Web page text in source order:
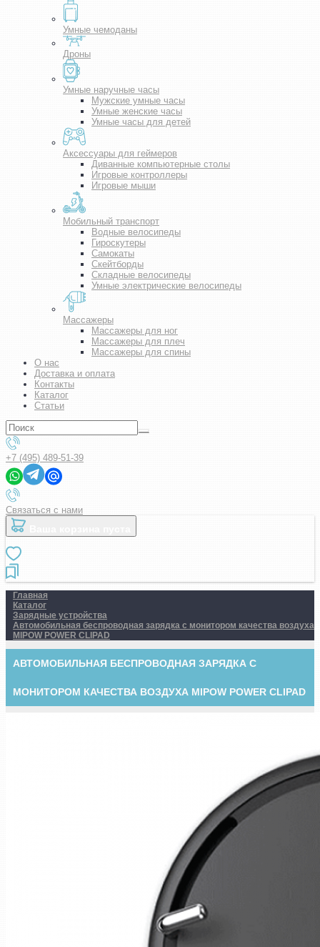
Умные чемоданы
Дроны
Умные наручные часы
Мужские умные часы
Умные женские часы
Умные часы для детей
Аксессуары для геймеров
Диванные компьютерные столы
Игровые контроллеры
Игровые мыши
Мобильный транспорт
Водные велосипеды
Гироскутеры
Самокаты
Скейтборды
Складные велосипеды
Умные электрические велосипеды
Массажеры
Массажеры для ног
Массажеры для плеч
Массажеры для спины
О нас
Доставка и оплата
Контакты
Каталог
Статьи
+7 (495) 489-51-39
Связаться с нами
Главная
Каталог
Зарядные устройства
Автомобильная беспроводная зарядка с монитором качества воздуха
MIPOW POWER CLIPAD
АВТОМОБИЛЬНАЯ БЕСПРОВОДНАЯ ЗАРЯДКА С
МОНИТОРОМ КАЧЕСТВА ВОЗДУХА MIPOW POWER CLIPAD